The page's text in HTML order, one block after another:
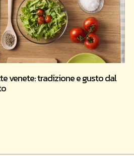
venete: tradizione e gusto dal